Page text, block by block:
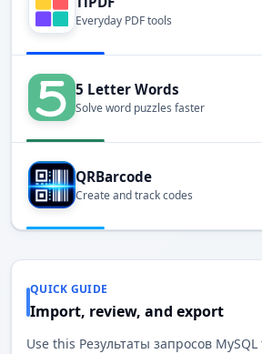
Everyday PDF tools
5 Letter Words
Solve word puzzles faster
QRBarcode
Create and track codes
QUICK GUIDE
Import, review, and export
Use this Результаты запросов